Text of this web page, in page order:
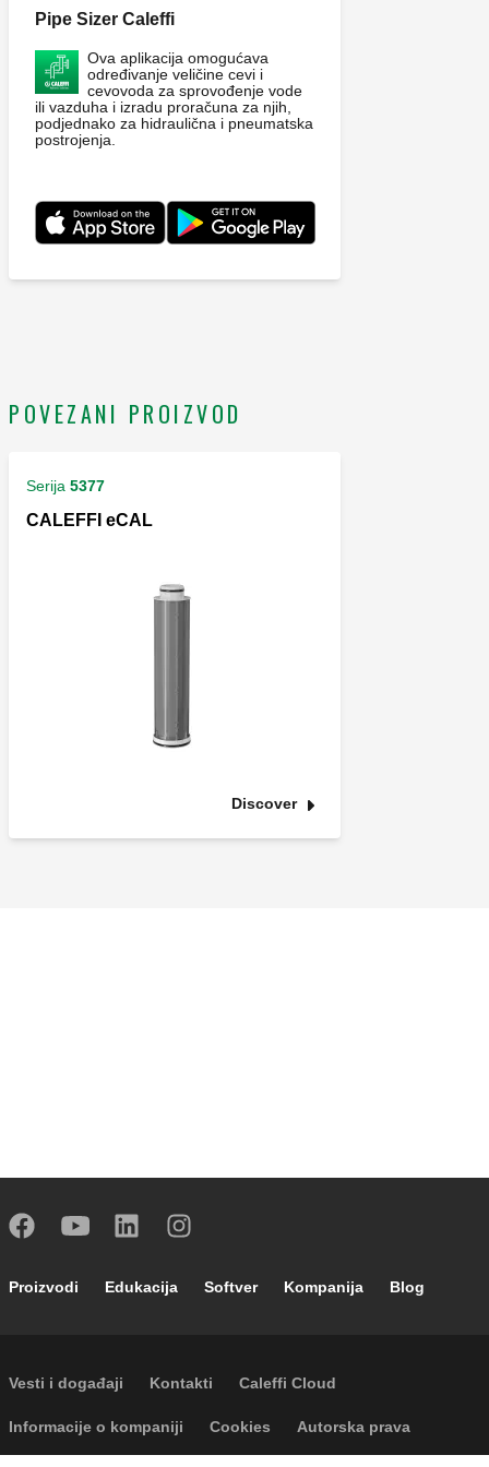
Pipe Sizer Caleffi
Ova aplikacija omogućava
određivanje veličine cevi i
cevovoda za sprovođenje vode
ili vazduha i izradu proračuna za njih,
podjednako za hidraulična i pneumatska
postrojenja.
POVEZANI PROIZVOD
Serija 5377
CALEFFI eCAL
Discover
Footer main navigation
Proizvodi Edukacija Softver Kompanija Blog
Footer secondary navigation
Vesti i događaji Kontakti Caleffi Cloud
Footer menu
Informacije o kompaniji Cookies Autorska prava